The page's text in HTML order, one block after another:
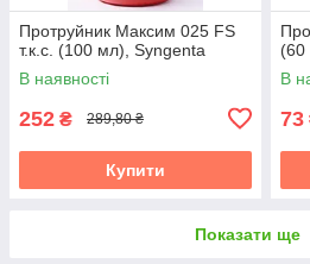
Протруйник Максим 025 FS
т.к.с. (100 мл), Syngenta
В наявності
252 ₴ 289,80 ₴
Купити
(60
В
73
Показати ще